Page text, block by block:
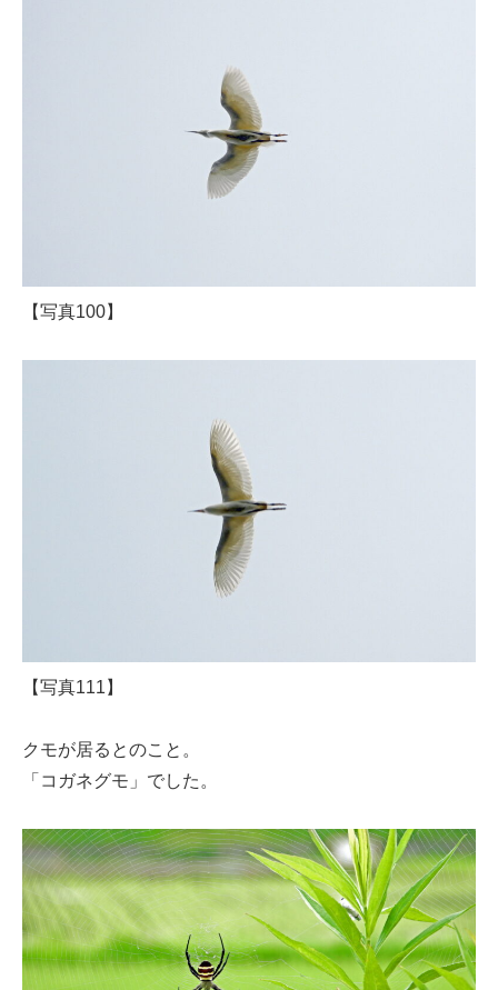
【写真100】
【写真111】
クモが居るとのこと。
「コガネグモ」でした。